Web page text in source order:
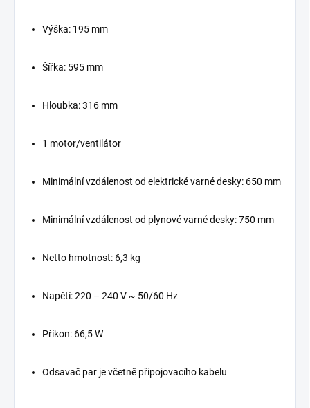
Výška: 195 mm
Šířka: 595 mm
Hloubka: 316 mm
1 motor/ventilátor
Minimální vzdálenost od elektrické varné desky: 650 mm
Minimální vzdálenost od plynové varné desky: 750 mm
Netto hmotnost: 6,3 kg
Napětí: 220 – 240 V ~ 50/60 Hz
Příkon: 66,5 W
Odsavač par je včetně připojovacího kabelu